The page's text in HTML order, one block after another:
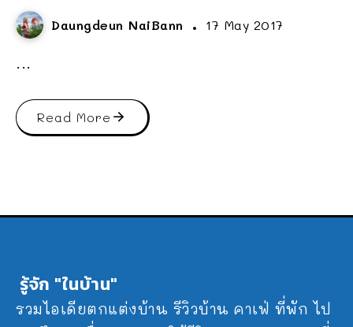
Daungdeun NaiBann 17 May 2017
...
Read More
รู้จัก "ในบ้าน"
รวมไอเดียตกแต่งบ้าน รีวิวบ้าน คาเฟ่ ที่พัก ไป